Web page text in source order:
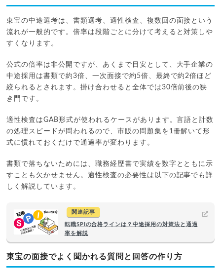
東宝の中途選考は、書類選考、適性検査、複数回の面接という
流れが一般的です。倍率は段階ごとに分けて考えると対策しや
すくなります。
公式の倍率は非公開ですが、あくまで目安として、大手企業の
中途採用は書類で約3倍、一次面接で約5倍、最終で約2倍ほど
絞られるとされます。掛け合わせると全体では30倍前後の狭
き門です。
適性検査はGAB形式が使われるケースがあります。言語と計数
の処理スピードが問われるので、市販の問題集を1冊解いて形
式に慣れておくだけで通過率が変わります。
書類で落ちないためには、職務経歴書で実績を数字とともに示
すことも欠かせません。適性検査の必要性は以下の記事でも詳
しく解説しています。
関連記事
転職SPIの合格ラインは？中途採用の対策法と通過
率を解説
東宝の面接でよく聞かれる質問と回答の作り方